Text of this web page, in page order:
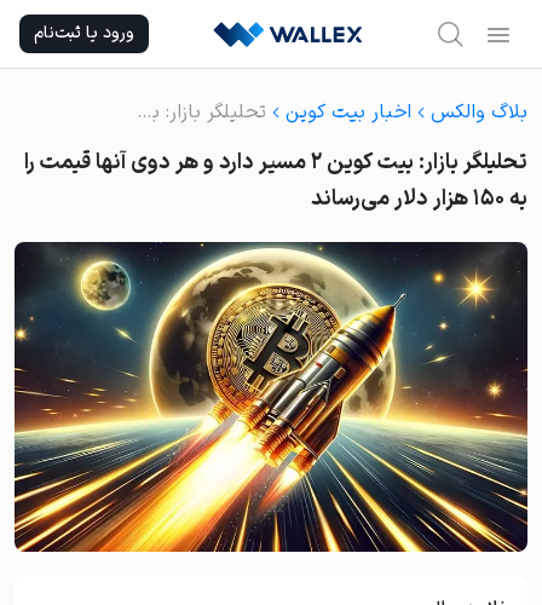
content
ورود یا ثبت‌نام
بلاگ والکس اخبار بیت کوین تحلیلگر بازار: بیت کوین ۲ مسیر دارد و هر دوی آنها قیمت را به ۱۵۰ هزار دلار می‌رساند
تحلیلگر بازار: بیت کوین ۲ مسیر دارد و هر دوی آنها قیمت را
به ۱۵۰ هزار دلار می‌رساند